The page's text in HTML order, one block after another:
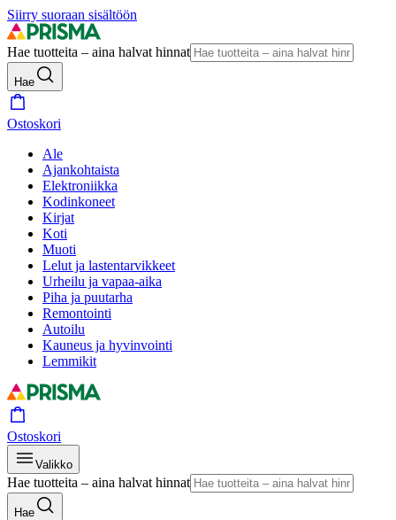
Siirry suoraan sisältöön
Hae tuotteita – aina halvat hinnat
Hae
Ostoskori
Ale
Ajankohtaista
Elektroniikka
Kodinkoneet
Kirjat
Koti
Muoti
Lelut ja lastentarvikkeet
Urheilu ja vapaa-aika
Piha ja puutarha
Remontointi
Autoilu
Kauneus ja hyvinvointi
Lemmikit
Ostoskori
Valikko
Hae tuotteita – aina halvat hinnat
Hae